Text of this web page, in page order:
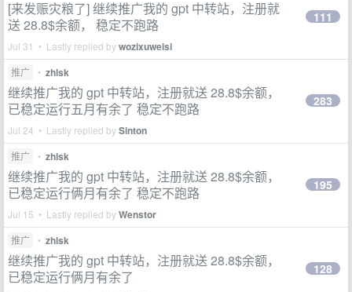
[来发赈灾粮了] 继续推广我的 gpt 中转站，注册就
送 28.8$余额， 稳定不跑路
Jul 31 • Lastly replied bywozixuweisi
111
推广 • zhlsk
继续推广我的 gpt 中转站，注册就送 28.8$余额，
已稳定运行五月有余了 稳定不跑路
Jul 24 • Lastly replied bySinton
283
推广 • zhlsk
继续推广我的 gpt 中转站，注册就送 28.8$余额，
已稳定运行俩月有余了 稳定不跑路
Jul 15 • Lastly replied byWenstor
195
推广 • zhlsk
继续推广我的 gpt 中转站，注册就送 28.8$余额，
已稳定运行俩月有余了
128